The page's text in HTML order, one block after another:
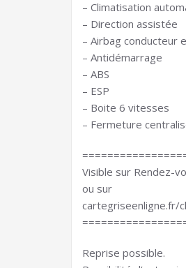
– Climatisation
– Direction assistée
– Airbag conducteur
– Antidémarrage
– ABS
– ESP
– Boite 6 vitesses
– Fermeture
Visible sur Rendez-
ou sur
cartegriseenligne.fr/
Reprise possible.